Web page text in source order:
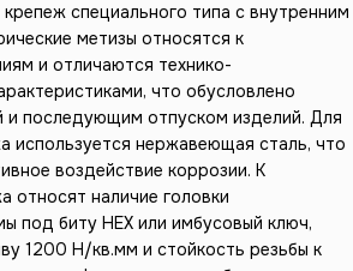
специального типа с внутренним
метизы относятся к
и отличаются технико-
что обусловлено
и последующим отпуском изделий. Для
используется нержавеющая сталь, что
воздействие коррозии. К
относят наличие головки
под биту HEX или имбусовый ключ,
1200 Н/кв.мм и стойкость резьбы к